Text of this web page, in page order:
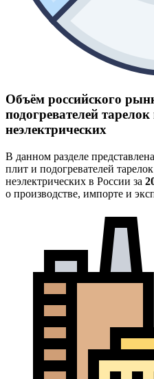
Объём российского
подогревателей
неэлектрических
В данном разделе
плит и подогревателей
неэлектрических в России за
о производстве, импорте и